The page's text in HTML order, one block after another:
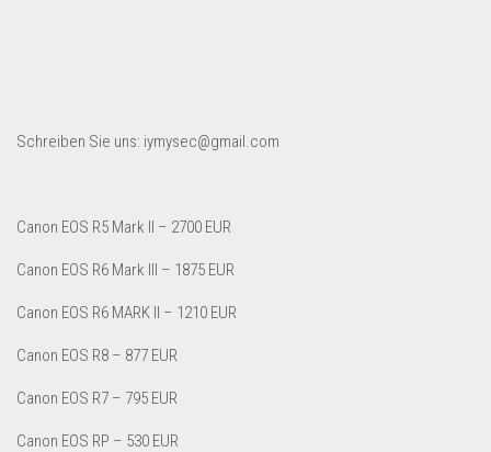
Schreiben Sie uns: iymysec@gmail.com
Canon EOS R5 Mark II – 2700 EUR
Canon EOS R6 Mark III – 1875 EUR
Canon EOS R6 MARK II – 1210 EUR
Canon EOS R8 – 877 EUR
Canon EOS R7 – 795 EUR
Canon EOS RP – 530 EUR